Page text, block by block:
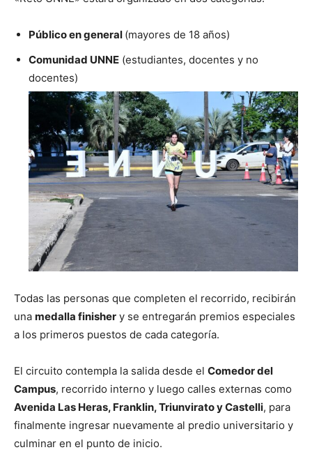
Público en general (mayores de 18 años)
Comunidad UNNE (estudiantes, docentes y no
docentes)
Todas las personas que completen el recorrido, recibirán
una medalla finisher y se entregarán premios especiales
a los primeros puestos de cada categoría.
El circuito contempla la salida desde el Comedor del
Campus, recorrido interno y luego calles externas como
Avenida Las Heras, Franklin, Triunvirato y Castelli, para
finalmente ingresar nuevamente al predio universitario y
culminar en el punto de inicio.